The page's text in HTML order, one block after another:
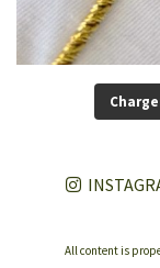
All content is